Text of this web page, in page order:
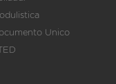
Unico